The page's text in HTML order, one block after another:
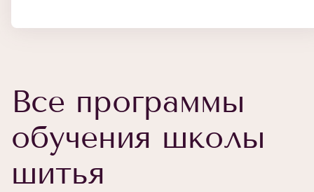
Все программы
обучения школы
шитья